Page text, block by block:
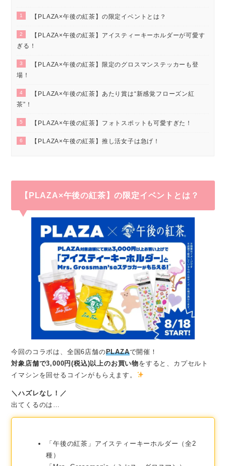
1 【PLAZA×午後の紅茶】の限定イベントとは？
2
【PLAZA×午後の紅茶】アイスティーキーホルダーが可愛す
ぎる！
3
【PLAZA×午後の紅茶】限定のグロスマンステッカーも登
場！
4
【PLAZA×午後の紅茶】あたり賞は“新感覚フローズン紅
茶”！
5 【PLAZA×午後の紅茶】フォトスポットも可愛すぎた！
6 【PLAZA×午後の紅茶】推し活女子は急げ！
【PLAZA×午後の紅茶】の限定イベントとは？
今回のコラボは、全国6店舗のPLAZAで開催！
対象店舗で3,000円(税込)以上のお買い物をすると、カプセルト
イマシンを回せるコインがもらえます。
＼ハズレなし！／
出てくるのは…
「午後の紅茶」アイスティーキーホルダー（全2
種）